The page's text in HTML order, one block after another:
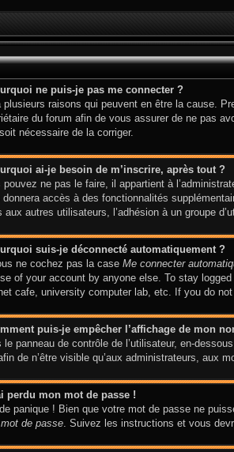
ne puis-je pas me connecter ?
plusieurs raisons qui peuvent en être la cause.
du forum afin de vous assurer de ne pas
nécessaire de la corriger.
ai-je besoin de m’inscrire, après tout ?
pouvez ne pas le faire, il appartient à
donnera accès à des fonctionnalités
aux autres utilisateurs, l’adhésion à un groupe
suis-je déconnecté automatiquement ?
ne cochez pas la case Me connecter
of your account by anyone else. To stay
cafe, university computer lab, etc. If you do
puis-je empêcher l’affichage de mon
le panneau de contrôle de l’utilisateur, en-
de n’être visible qu’aux administrateurs, aux
perdu mon mot de passe !
panique ! Bien que votre mot de passe ne
de passe. Suivez les instructions et vous